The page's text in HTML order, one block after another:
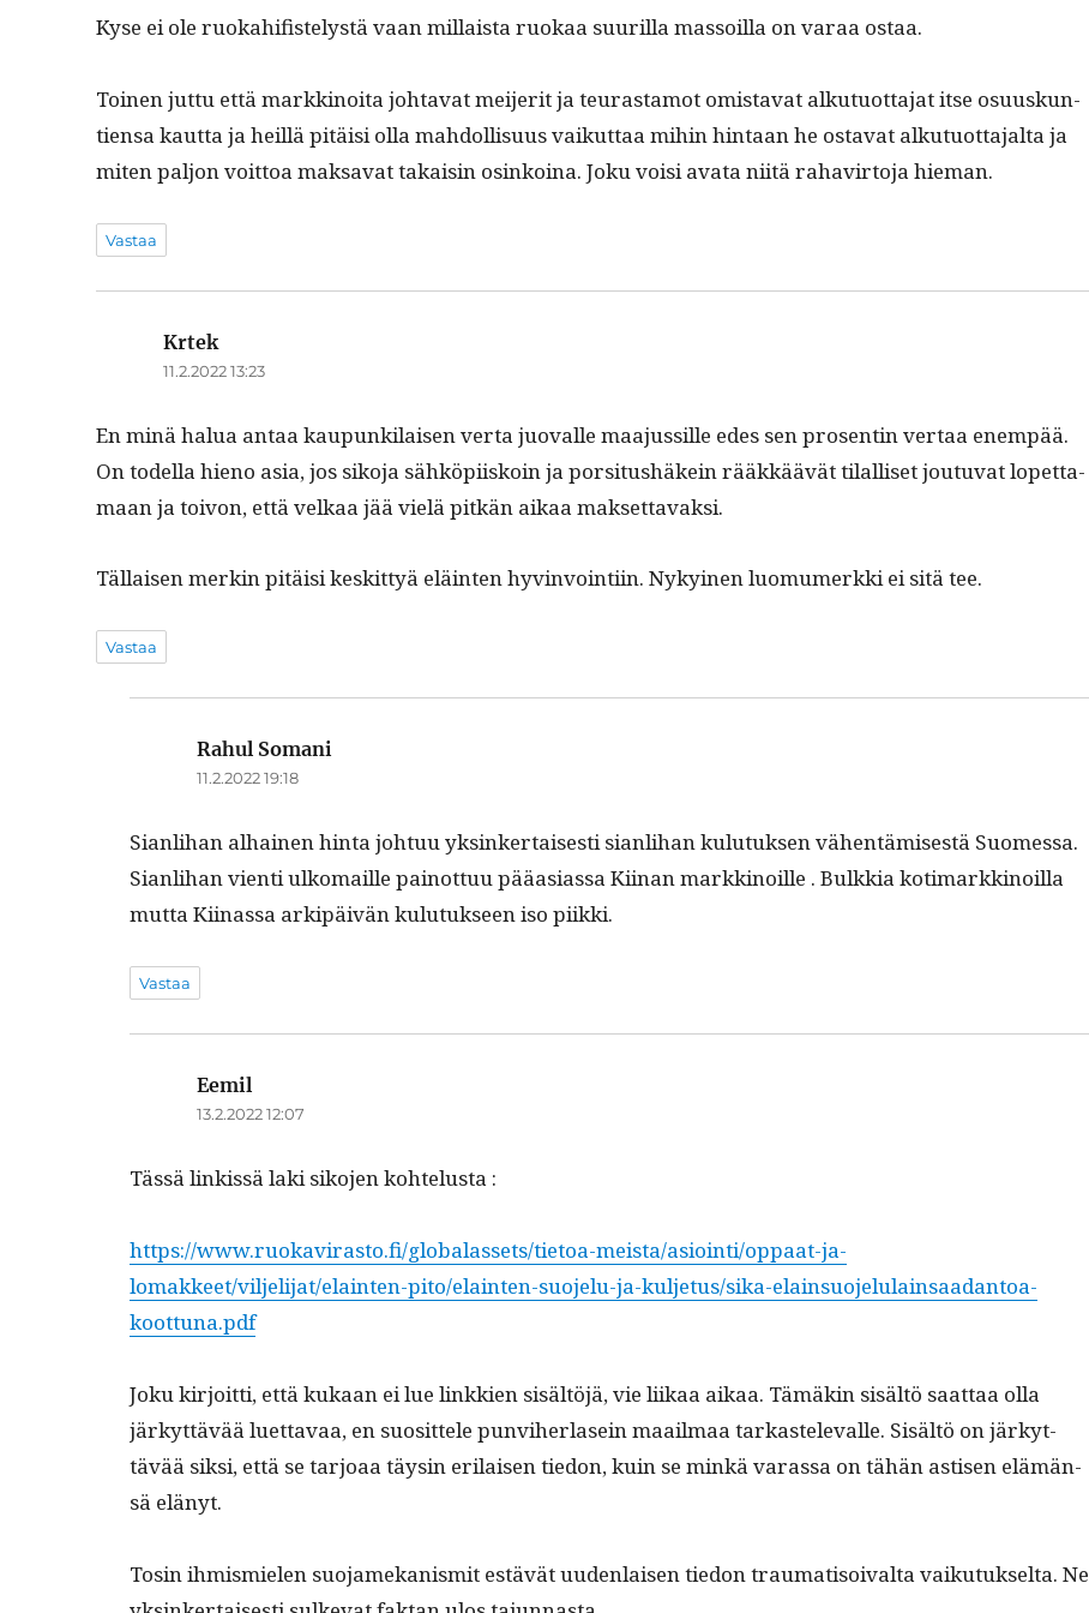
Kyse ei ole ruokahi­fis­telystä vaan mil­laista ruokaa suuril­la mas­soil­la on varaa ostaa.
Toinen jut­tu että markki­noi­ta johta­vat mei­jer­it ja teuras­ta­mot omis­ta­vat alku­tuot­ta­jat itse osu­uskun­
tien­sa kaut­ta ja heil­lä pitäisi olla mah­dol­lisu­us vaikut­taa mihin hin­taan he osta­vat alku­tuot­ta­jal­ta ja
miten paljon voit­toa mak­sa­vat takaisin osinkoina. Joku voisi ava­ta niitä rahavir­to­ja hieman.
Vastaa
Krtek
11.2.2022 13:23
En minä halua antaa kaupunki­laisen ver­ta juo­valle maa­jus­sille edes sen pros­entin ver­taa enem­pää.
On todel­la hieno asia, jos siko­ja sähköpi­iskoin ja por­si­tushäkein rääkkäävät tilal­liset joutu­vat lopet­ta­
maan ja toivon, että velkaa jää vielä pitkän aikaa maksettavaksi.
Täl­laisen merkin pitäisi keskit­tyä eläin­ten hyv­in­voin­ti­in. Nykyi­nen luo­mumerk­ki ei sitä tee.
Vastaa
Rahul Somani
11.2.2022 19:18
Sian­li­han alhainen hin­ta johtuu yksinker­tais­es­ti sian­li­han kulu­tuk­sen vähen­tämis­es­tä Suomes­sa.
Sian­li­han vien­ti ulko­maille pain­ot­tuu pääasi­as­sa Kiinan markki­noille . Bulkkia koti­markki­noil­la
mut­ta Kiinas­sa arkipäivän kulu­tuk­seen iso piikki.
Vastaa
Eemil
13.2.2022 12:07
Tässä linkissä laki siko­jen kohtelusta :
https://www.ruokavirasto.fi/globalassets/tietoa-meista/asiointi/oppaat-ja-
lomakkeet/viljelijat/elainten-pito/elainten-suojelu-ja-kuljetus/sika-elainsuojelulainsaadantoa-
koottuna.pdf
Joku kir­joit­ti, että kukaan ei lue linkkien sisältöjä, vie liikaa aikaa. Tämäkin sisältö saat­taa olla
järkyt­tävää luet­tavaa, en suosit­tele pun­vi­her­la­sein maail­maa tarkastel­e­valle. Sisältö on järkyt­
tävää sik­si, että se tar­joaa täysin eri­laisen tiedon, kuin se minkä varas­sa on tähän astisen elämän­
sä elänyt.
Tosin ihmis­mie­len suo­jamekanis­mit estävät uuden­laisen tiedon trau­ma­ti­soival­ta vaiku­tuk­selta. Ne